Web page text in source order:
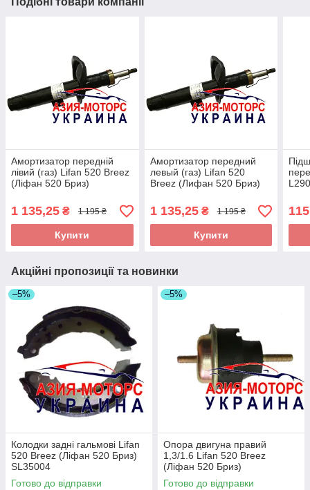
Амортизатор передній
лівий (газ) Lifan 520 Breez
(Ліфан 520 Бриз)
1 135,25 ₴ 1 195 ₴
Купити
Амортизатор передний
левый (газ) Lifan 520
Breez (Лифан 520 Бриз)
UKR)
1 135,25₴ 1 195 ₴
Купити
Акційні пропозиції та новинки
–5%
Колодки задні гальмові Lifan
520 Breez (Ліфан 520 Бриз)
SL35004
Готово до відправки
–5%
Опора двигуна правий
1,3/1.6 Lifan 520 Breez
(Ліфан 520 Бриз)
LBA1001420
Готово до відправки